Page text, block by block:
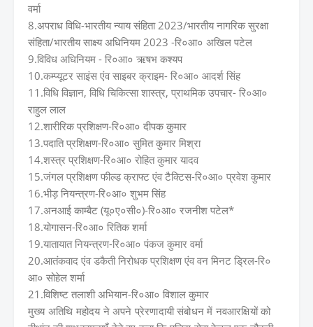
वर्मा
8.अपराध विधि-भारतीय न्याय संहिता 2023/भारतीय नागरिक सुरक्षा
संहिता/भारतीय साक्ष्य अधिनियम 2023 -रि०आ० अखिल पटेल
9.विविध अधिनियम - रि०आ० ऋषभ कश्यप
10.कम्प्यूटर साइंस एंव साइबर क्राइम- रि०आ० आदर्श सिंह
11.विधि विज्ञान, विधि चिकित्सा शास्त्र, प्राथमिक उपचार- रि०आ०
राहुल लाल
12.शारीरिक प्रशिक्षण-रि०आ० दीपक कुमार
13.पदाति प्रशिक्षण-रि०आ० सुमित कुमार मिश्रा
14.शस्त्र प्रशिक्षण-रि०आ० रोहित कुमार यादव
15.जंगल प्रशिक्षण फील्ड क्राफ्ट एंव टैक्टिस-रि०आ० प्रवेश कुमार
16.भीड़ नियन्त्रण-रि०आ० शुभम सिंह
17.अनआई काम्बैट (यू०ए०सी०)-रि०आ० रजनीश पटेल*
18.योगासन-रि०आ० रितिक शर्मा
19.यातायात नियन्त्रण-रि०आ० पंकज कुमार वर्मा
20.आतंकवाद एंव डकैती निरोधक प्रशिक्षण एंव वन मिनट ड्रिल-रि०
आ० सोहेल शर्मा
21.विशिष्ट तलाशी अभियान-रि०आ० विशाल कुमार
मुख्य अतिथि महोदय ने अपने प्रेरणादायी संबोधन में नवआरक्षियों को